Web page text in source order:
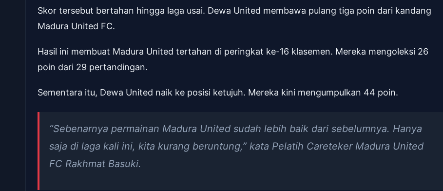
Skor tersebut bertahan hingga laga usai. Dewa United membawa pulang tiga poin dari kandang
Madura United FC.
Hasil ini membuat Madura United tertahan di peringkat ke-16 klasemen. Mereka mengoleksi 26
poin dari 29 pertandingan.
Sementara itu, Dewa United naik ke posisi ketujuh. Mereka kini mengumpulkan 44 poin.
“Sebenarnya permainan Madura United sudah lebih baik dari sebelumnya. Hanya
saja di laga kali ini, kita kurang beruntung,” kata Pelatih Careteker Madura United
FC Rakhmat Basuki.